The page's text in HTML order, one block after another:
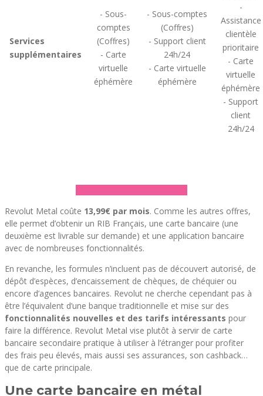
Services
supplémentaires
- Sous-
comptes
(Coffres)
- Carte
virtuelle
éphémère
- Sous-comptes
(Coffres)
- Support client
24h/24
- Carte virtuelle
éphémère
-
Assistance
clientèle
prioritaire
- Carte
virtuelle
éphémère
- Support
client
24h/24
Revolut Metal coûte 13,99€ par mois. Comme les autres offres,
elle permet d’obtenir un RIB Français, une carte bancaire (une
deuxième est livrable sur demande) et une application bancaire
avec de nombreuses fonctionnalités.
En revanche, les formules n’incluent pas de découvert autorisé, de
dépôt d’espèces, d’encaissement de chèques, de chéquier ou
encore d’agences bancaires. Revolut ne cherche cependant pas à
être l’équivalent d’une banque traditionnelle et mise sur des
fonctionnalités nouvelles et des tarifs intéressants pour
faire la différence. Revolut Metal vise plutôt à servir de carte
bancaire secondaire pratique à utiliser à l’étranger pour profiter
des frais peu élevés, mais aussi ses assurances, son cashback…
que de carte principale.
Une carte bancaire en métal